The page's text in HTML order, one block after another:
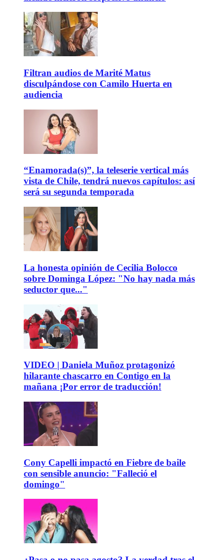
Filtran audios de Marité Matus
disculpándose con Camilo Huerta en
audiencia
“Enamorada(s)”, la teleserie vertical más
vista de Chile, tendrá nuevos capítulos: así
será su segunda temporada
La honesta opinión de Cecilia Bolocco
sobre Dominga López: "No hay nada más
seductor que..."
VIDEO | Daniela Muñoz protagonizó
hilarante chascarro en Contigo en la
mañana ¡Por error de traducción!
Cony Capelli impactó en Fiebre de baile
con sensible anuncio: "Falleció el
domingo"